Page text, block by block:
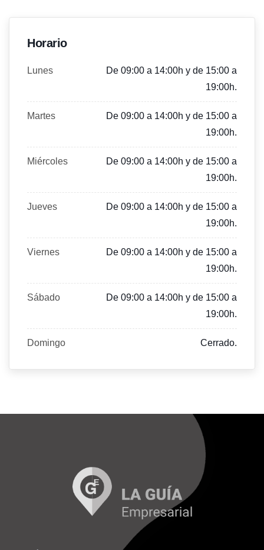
Horario
Lunes
De 09:00 a 14:00h y de 15:00 a
19:00h.
Martes
De 09:00 a 14:00h y de 15:00 a
19:00h.
Miércoles
De 09:00 a 14:00h y de 15:00 a
19:00h.
Jueves
De 09:00 a 14:00h y de 15:00 a
19:00h.
Viernes
De 09:00 a 14:00h y de 15:00 a
19:00h.
Sábado
De 09:00 a 14:00h y de 15:00 a
19:00h.
Domingo Cerrado.